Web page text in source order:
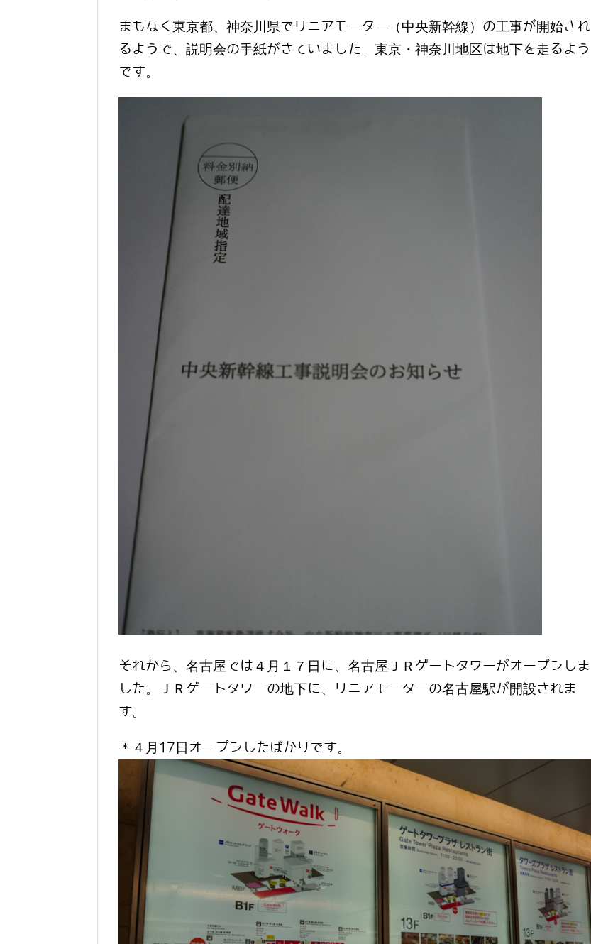
まもなく東京都、神奈川県でリニアモーター（中央新幹線）の工事が開始され
るようで、説明会の手紙がきていました。東京・神奈川地区は地下を走るよう
です。
それから、名古屋では４月１７日に、名古屋ＪＲゲートタワーがオープンしま
した。ＪＲゲートタワーの地下に、リニアモーターの名古屋駅が開設されま
す。
＊４月17日オープンしたばかりです。